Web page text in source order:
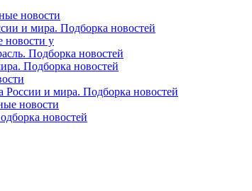
новости
и мира. Подборка новостей
новости у
Подборка новостей
Подборка новостей
России и мира. Подборка новостей
новости
новостей